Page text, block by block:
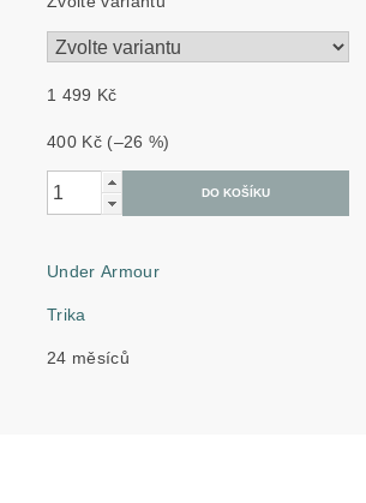
1 499 Kč
400 Kč (–26 %)
Under Armour
Trika
24 měsíců